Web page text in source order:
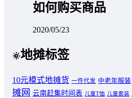
如何购买商品
2020/05/23
地摊标签
10元模式地摊货 一件代发 中老年服装
摊网 云南赶集时间表 儿童T恤 儿童套装